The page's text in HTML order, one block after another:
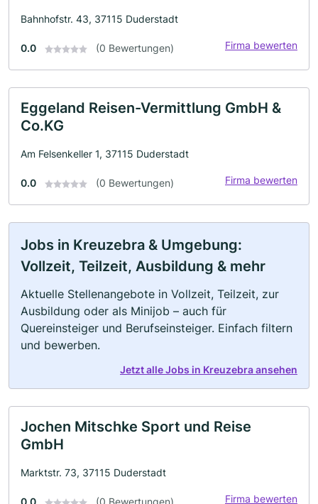
Bahnhofstr. 43, 37115 Duderstadt
0.0 (0 Bewertungen) Firma bewerten
Eggeland Reisen-Vermittlung GmbH &
Co.KG
Am Felsenkeller 1, 37115 Duderstadt
0.0 (0 Bewertungen) Firma bewerten
Jobs in Kreuzebra & Umgebung:
Vollzeit, Teilzeit, Ausbildung & mehr
Aktuelle Stellenangebote in Vollzeit, Teilzeit, zur
Ausbildung oder als Minijob – auch für
Quereinsteiger und Berufseinsteiger. Einfach filtern
und bewerben.
Jetzt alle Jobs in Kreuzebra ansehen
Jochen Mitschke Sport und Reise
GmbH
Marktstr. 73, 37115 Duderstadt
0.0 (0 Bewertungen) Firma bewerten